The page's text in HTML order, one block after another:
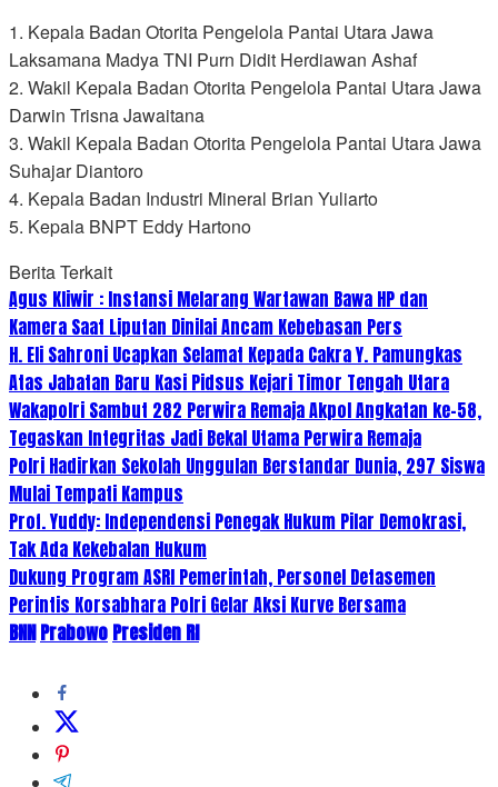
1. Kepala Badan Otorita Pengelola Pantai Utara Jawa
Laksamana Madya TNI Purn Didit Herdiawan Ashaf
2. Wakil Kepala Badan Otorita Pengelola Pantai Utara Jawa
Darwin Trisna Jawaitana
3. Wakil Kepala Badan Otorita Pengelola Pantai Utara Jawa
Suhajar Diantoro
4. Kepala Badan Industri Mineral Brian Yuliarto
5. Kepala BNPT Eddy Hartono
Berita Terkait
Agus Kliwir : Instansi Melarang Wartawan Bawa HP dan
Kamera Saat Liputan Dinilai Ancam Kebebasan Pers
H. Eli Sahroni Ucapkan Selamat Kepada Cakra Y. Pamungkas
Atas Jabatan Baru Kasi Pidsus Kejari Timor Tengah Utara
Wakapolri Sambut 282 Perwira Remaja Akpol Angkatan ke-58,
Tegaskan Integritas Jadi Bekal Utama Perwira Remaja
Polri Hadirkan Sekolah Unggulan Berstandar Dunia, 297 Siswa
Mulai Tempati Kampus
Prof. Yuddy: Independensi Penegak Hukum Pilar Demokrasi,
Tak Ada Kekebalan Hukum
Dukung Program ASRI Pemerintah, Personel Detasemen
Perintis Korsabhara Polri Gelar Aksi Kurve Bersama
BNN Prabowo Presiden RI